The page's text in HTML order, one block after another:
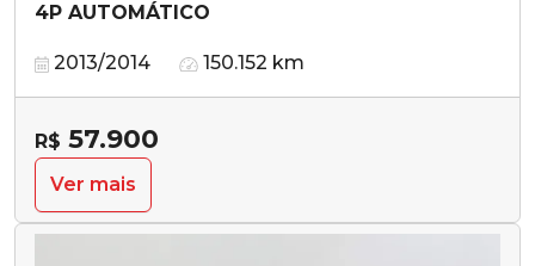
4P AUTOMÁTICO
2013/2014 150.152 km
R$ 57.900
Ver mais